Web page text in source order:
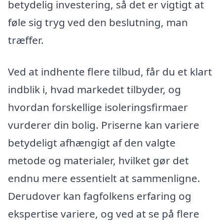
betydelig investering, så det er vigtigt at
føle sig tryg ved den beslutning, man
træffer.
Ved at indhente flere tilbud, får du et klart
indblik i, hvad markedet tilbyder, og
hvordan forskellige isoleringsfirmaer
vurderer din bolig. Priserne kan variere
betydeligt afhængigt af den valgte
metode og materialer, hvilket gør det
endnu mere essentielt at sammenligne.
Derudover kan fagfolkens erfaring og
ekspertise variere, og ved at se på flere